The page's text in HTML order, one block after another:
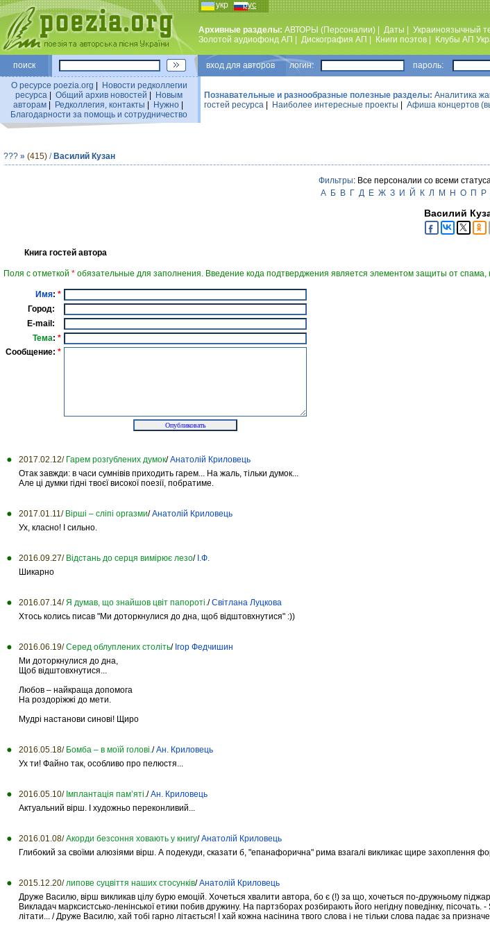
укр рус
Архивные разделы: АВТОРЫ (Персоналии) Даты Украиноязычный
Золотой аудиофонд АП
Дискография АП Книги поэтов Клубы АП
поиск вход для авторов логин: пароль:
О ресурсе poezia.org
Новости редколлегии
ресурса
Общий архив новостей
Новым
авторам| Редколлегия, контакты Нужно|
Благодарности за помощь и сотрудничество
Познавательные и разнообразные полезные разделы: Аналитика
гостей ресурса
Наиболее интересные проекты Афиша концертов
??? » (415) / Василий Кузан
Фильтры: Все персоналии со всеми
А
Б В Г Д Е Ж З И Й К Л М Н О П Р
Василий
Книга гостей автора
Поля с отметкой * обязательные для заполнения. Введение кода подтверджения является элементом защиты от спама,
Имя: *
Город:
E-mail:
Тема: *
Сообщение: *
2017.02.12/ Гарем розгублених думок/Анатолій Криловець
Отак завжди: в часи сумнівів приходить гарем... На жаль, тільки думок...
Але ці думки гідні твоєї високої поезії, побратиме.
2017.01.11/ Вірші – сліпі оргазми/Анатолій Криловець
Ух, класно! І сильно.
2016.09.27/ Відстань до серця вимірює лезо/ І.Ф.
Шикарно
2016.07.14/ Я думав, що знайшов цвіт папороті./Світлана Луцкова
Хтось колись писав "Ми доторкнулися до дна, щоб відштовхнутися" :))
2016.06.19/ Серед облуплених століть/ Ігор Федчишин
Ми доторкнулися до дна,
Щоб відштовхнутися...
Любов – найкраща допомога
На роздоріжжі до мети.
Мудрі настанови синові! Щиро
2016.05.18/ Бомба – в моїй голові./Ан. Криловець
Ух ти! Файно так, особливо про пелюстя...
2016.05.10/ Імплантація пам’яті./Ан. Криловець
Актуальний вірш. І художньо переконливий...
2016.01.08/ Акорди безсоння ховають у книгу/Анатолій Криловець
Глибокий за своїми алюзіями вірш. А подекуди, сказати б, "епанафорична" рима взагалі викликає щире захоплення
2015.12.20/ липове суцвіття наших стосунків/Анатолій Криловець
Друже Василю, вірш викликав цілу бурю емоцій. Хочеться хвалити автора, бо є (!) за що, хочеться по-дружньому
Викладач марксистсько-ленінської етики побив дружину. На партзборах розбирають його негідну поведінку,
літати... / Друже Василю, хай тобі гарно літається! І хай кожна насінина твого слова і не тільки слова падає за